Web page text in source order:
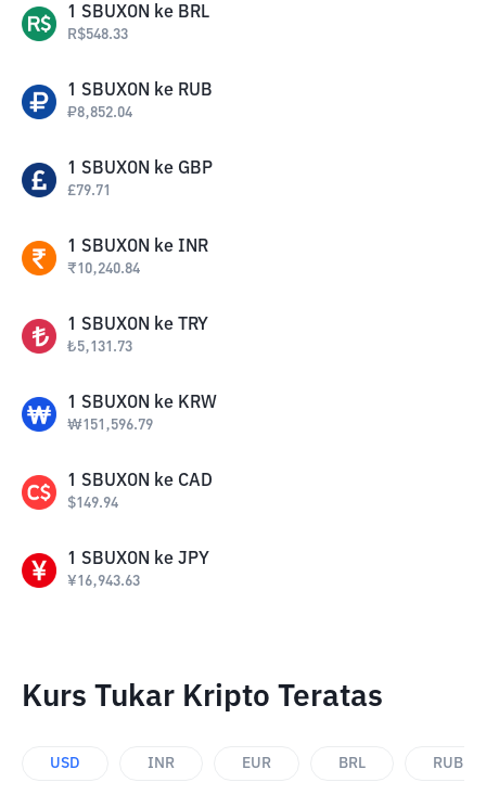
1 SBUXON ke BRL
R$548.33
1 SBUXON ke RUB
₽8,852.04
1 SBUXON ke GBP
£79.71
1 SBUXON ke INR
₹10,240.84
1 SBUXON ke TRY
₺5,131.73
1 SBUXON ke KRW
₩151,596.79
1 SBUXON ke CAD
$149.94
1 SBUXON ke JPY
¥16,943.63
Kurs Tukar Kripto Teratas
USD INR EUR BRL RUB